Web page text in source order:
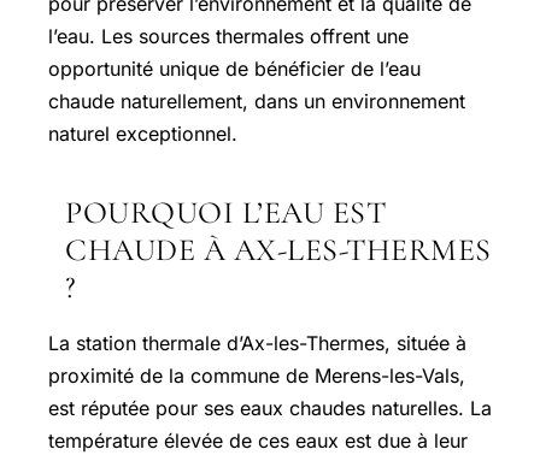
l’eau. Les sources thermales offrent une
opportunité unique de bénéficier de l’eau
chaude naturellement, dans un environnement
naturel exceptionnel.
POURQUOI L’EAU EST
CHAUDE À AX-LES-THERMES
?
La station thermale d’Ax-les-Thermes, située à
proximité de la commune de Merens-les-Vals,
est réputée pour ses eaux chaudes naturelles. La
température élevée de ces eaux est due à leur